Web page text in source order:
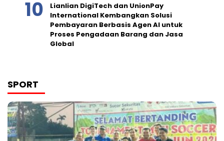
Lianlian DigiTech dan UnionPay
International Kembangkan Solusi
Pembayaran Berbasis Agen AI untuk
Proses Pengadaan Barang dan Jasa
Global
SPORT